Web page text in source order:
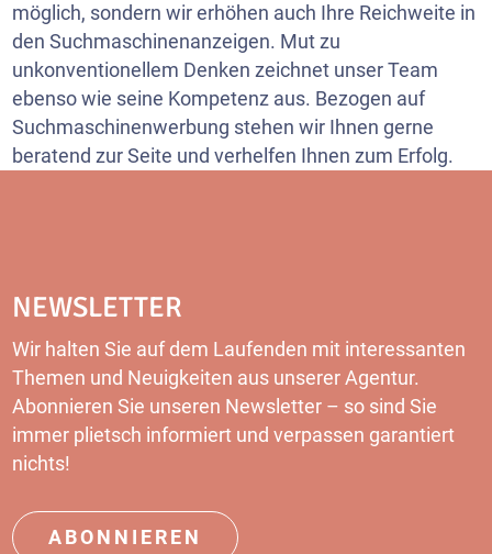
möglich, sondern wir erhöhen auch Ihre Reichweite in
den Suchmaschinenanzeigen. Mut zu
unkonventionellem Denken zeichnet unser Team
ebenso wie seine Kompetenz aus. Bezogen auf
Suchmaschinenwerbung stehen wir Ihnen gerne
beratend zur Seite und verhelfen Ihnen zum Erfolg.
NEWSLETTER
Wir halten Sie auf dem Laufenden mit interessanten
Themen und Neuigkeiten aus unserer Agentur.
Abonnieren Sie unseren Newsletter – so sind Sie
immer plietsch informiert und verpassen garantiert
nichts!
ABONNIEREN